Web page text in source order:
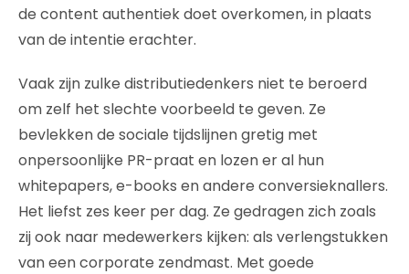
de content authentiek doet overkomen, in plaats
van de intentie erachter.
Vaak zijn zulke distributiedenkers niet te beroerd
om zelf het slechte voorbeeld te geven. Ze
bevlekken de sociale tijdslijnen gretig met
onpersoonlijke PR-praat en lozen er al hun
whitepapers, e-books en andere conversieknallers.
Het liefst zes keer per dag. Ze gedragen zich zoals
zij ook naar medewerkers kijken: als verlengstukken
van een corporate zendmast. Met goede